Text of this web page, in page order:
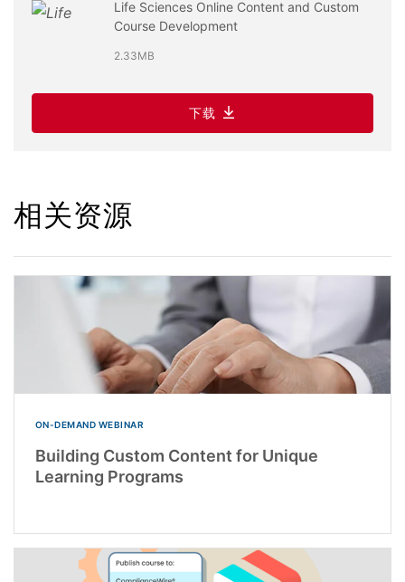
Life Sciences Online Content and Custom
Course Development
2.33MB
下载
相关资源
ON-DEMAND WEBINAR
Building Custom Content for Unique
Learning Programs